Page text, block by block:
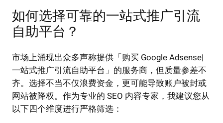
如何选择可靠的一站式推广引流
自助平台？
市场上涌现出众多声称提供「购买 Google Adsense|
一站式推广引流自助平台」的服务商，但质量参差不
齐。选择不当不仅浪费资金，更可能导致账户被封或
网站被降权。作为专业的 SEO 内容专家，我建议您从
以下四个维度进行严格筛选：